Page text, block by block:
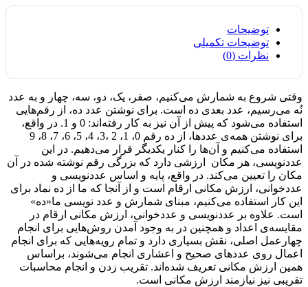
توضیحات
توضیحات تکمیلی
نظرات (0)
وقتی شروع به شمارش میکنیم، صفر، یک، دو، سه، چهار و به عدد
نُه میرسیم، عدد بعدی ده است. برای نوشتن عدد ده، از رقمهایی
استفاده میشود که پیش از آن نیز به کار رفته
اند: 0 و 1. در واقع،
برای نوشتن همه
ی عددها، از ده رقمِ 0، 1، 2 ،3، 4، 5، 6، 7، 8، 9
استفاده میکنیم و آنها را کنار یکدیگر قرار میدهیم. در این
عددنویسی، هر مکان ارزشی دارد که بزرگی رقم نوشته شده در آن
مکان را تعیین میکند. در واقع، پایه و اساس عددنویسی و
عددخوانی، ارزش مکانی ارقام است و از آنجا که ما از ده نماد برای
این کار استفاده میکنیم، مبنای شمارش و عدد نویسی ما«ده»
است. علاوه بر عددنویسی و عددخوانی، ارزش مکانی ارقام در
مقایسهی اعداد و همچنین در به وجود آمدن روشهایی برای انجام
چهارعمل اصلی، نقش بسیاری دارد و تمام رویههایی که برای انجام
اعمال روی عددهای صحیح و اعشاری انجام میشوند، براساس
همین ارزش مکانی تعریف شده اند. تقریب زدن و انجام محاسبات
تقریبی نیز نیازمند ارزش مکانی است.